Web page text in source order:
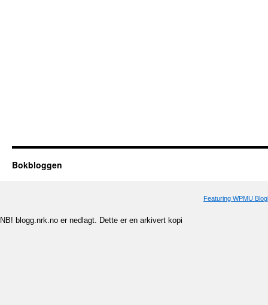
Bokbloggen
Featuring WPMU
NB! blogg.nrk.no er nedlagt. Dette er en arkivert kopi